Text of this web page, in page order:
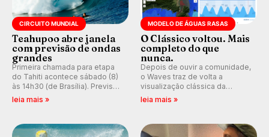
CIRCUITO MUNDIAL
Teahupoo abre janela
com previsão de ondas
grandes
Primeira chamada para etapa
do Tahiti acontece sábado (8)
às 14h30 (de Brasília). Previsão
indica swell consistente.
Kelly Slater convidado.
leia mais »
MODELO DE ÁGUAS RASAS
O Clássico voltou. Mais
completo do que
nunca.
Depois de ouvir a comunidade,
o Waves traz de volta a
visualização clássica da
previsão de águas rasas,
ondas para até 16 dias.
leia mais »